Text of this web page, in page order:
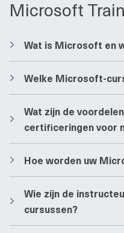
Microsoft
​​Wat is Microsoft en
​​Welke Microsoft-
​​Wat zijn de
certificeringen voor
​​Hoe worden uw
​​Wie zijn de
cursussen?